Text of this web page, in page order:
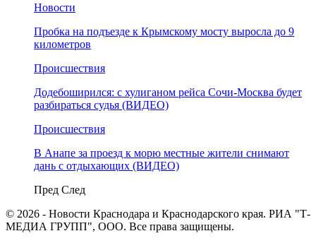
Новости
Пробка на подъезде к Крымскому мосту выросла до 9
километров
Происшествия
Додебоширился: с хулиганом рейса Сочи-Москва будет
разбираться судья (ВИДЕО)
Происшествия
В Анапе за проезд к морю местные жители снимают
дань с отдыхающих (ВИДЕО)
Пред След
© 2026 - Новости Краснодара и Краснодарского края. РИА "Т-
МЕДИА ГРУПП", ООО. Все права защищены.